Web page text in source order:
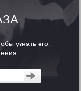
узнать его